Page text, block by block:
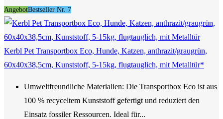
AngebotBestseller Nr. 7
Kerbl Pet Transportbox Eco, Hunde, Katzen, anthrazit/graugrün,
60x40x38,5cm, Kunststoff, 5-15kg, flugtauglich, mit Metalltür*
Umweltfreundliche Materialien: Die Transportbox Eco ist aus
100 % recyceltem Kunststoff gefertigt und reduziert den
Einsatz fossiler Ressourcen. Ideal für...